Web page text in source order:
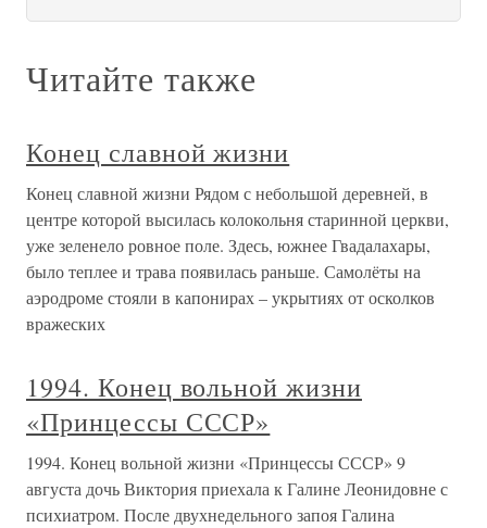
Читайте также
Конец славной жизни
Конец славной жизни Рядом с небольшой деревней, в
центре которой высилась колокольня старинной церкви,
уже зеленело ровное поле. Здесь, южнее Гвадалахары,
было теплее и трава появилась раньше. Самолёты на
аэродроме стояли в капонирах – укрытиях от осколков
вражеских
1994. Конец вольной жизни
«Принцессы СССР»
1994. Конец вольной жизни «Принцессы СССР» 9
августа дочь Виктория приехала к Галине Леонидовне с
психиатром. После двухнедельного запоя Галина